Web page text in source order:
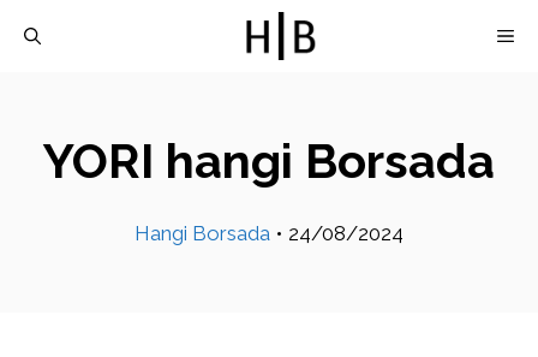
YORI hangi Borsada
Hangi Borsada • 24/08/2024